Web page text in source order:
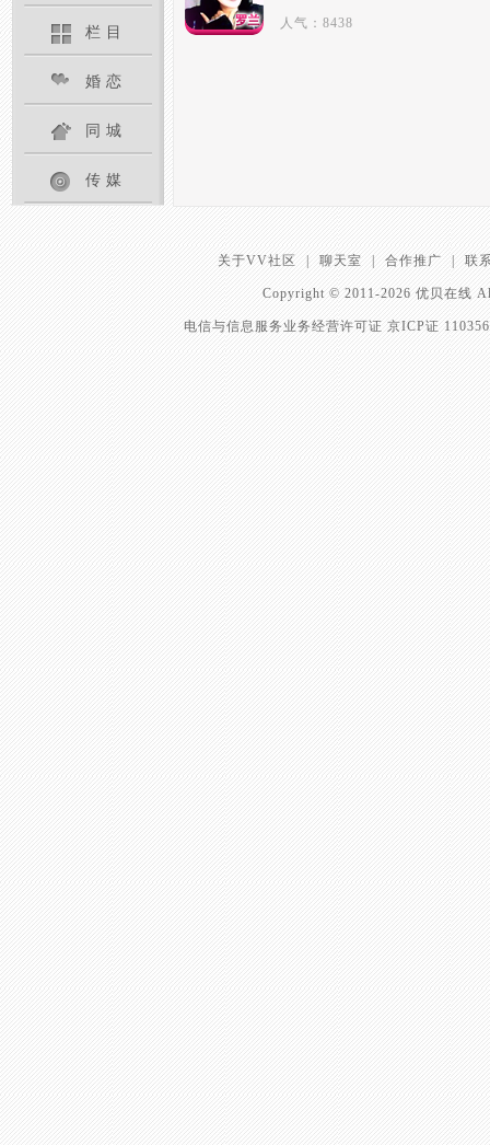
栏目
婚恋
同城
传媒
人气：8438
关于VV社区 | 聊天室 | 合作推广 联
Copyright © 2011-2026 优贝在线
电信与信息服务业务经营许可证 京ICP证